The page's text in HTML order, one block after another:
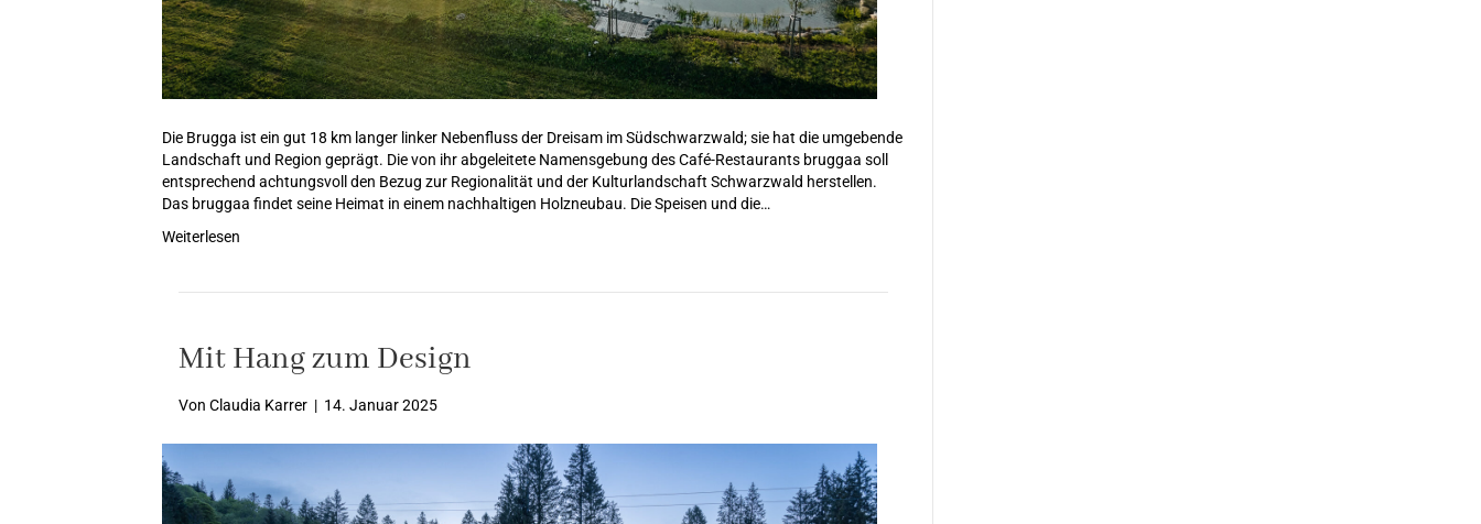
Die Brugga ist ein gut 18 km langer linker Nebenfluss der Dreisam im Südschwarzwald; sie hat die umgebende
Landschaft und Region geprägt. Die von ihr abgeleitete Namensgebung des Café-Restaurants bruggaa soll
entsprechend achtungsvoll den Bezug zur Regionalität und der Kulturlandschaft Schwarzwald herstellen.
Das bruggaa findet seine Heimat in einem nachhaltigen Holzneubau. Die Speisen und die…
Weiterlesen
Mit Hang zum Design
Von Claudia Karrer | 14. Januar 2025